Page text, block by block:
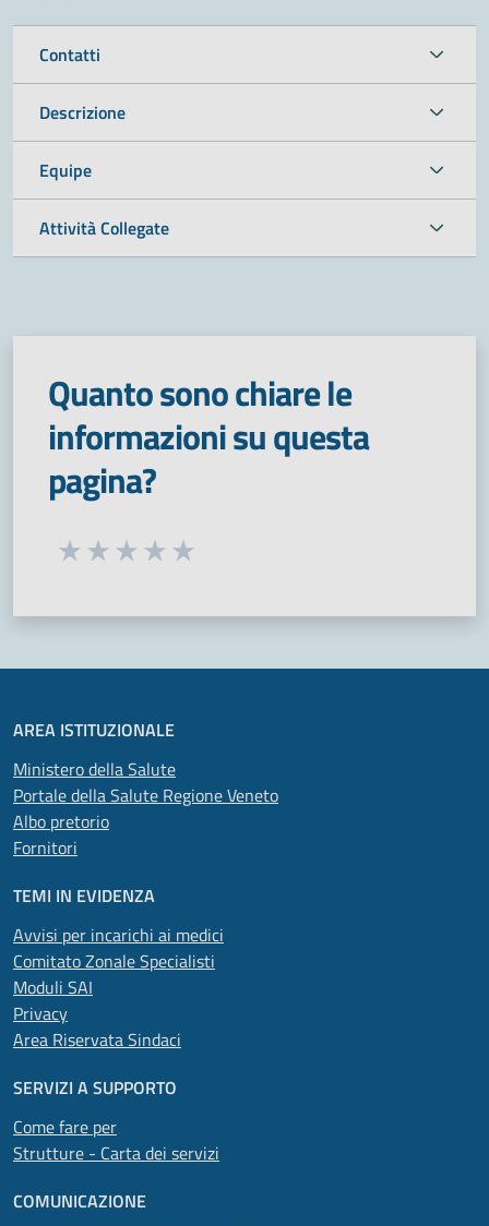
Contatti
Descrizione
Equipe
Attività Collegate
Quanto sono chiare le
informazioni su questa
pagina?
Seleziona una valutazione da 1 a 5 stelle
AREA ISTITUZIONALE
Ministero della Salute
Portale della Salute Regione Veneto
Albo pretorio
Fornitori
TEMI IN EVIDENZA
Avvisi per incarichi ai medici
Comitato Zonale Specialisti
Moduli SAI
Privacy
Area Riservata Sindaci
SERVIZI A SUPPORTO
Come fare per
Strutture - Carta dei servizi
COMUNICAZIONE